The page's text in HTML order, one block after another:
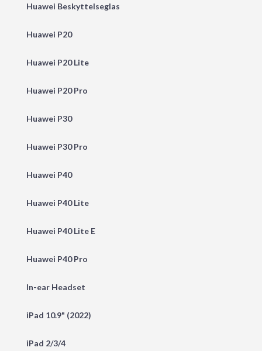
Huawei Beskyttelseglas
Huawei P20
Huawei P20 Lite
Huawei P20 Pro
Huawei P30
Huawei P30 Pro
Huawei P40
Huawei P40 Lite
Huawei P40 Lite E
Huawei P40 Pro
In-ear Headset
iPad 10.9" (2022)
iPad 2/3/4